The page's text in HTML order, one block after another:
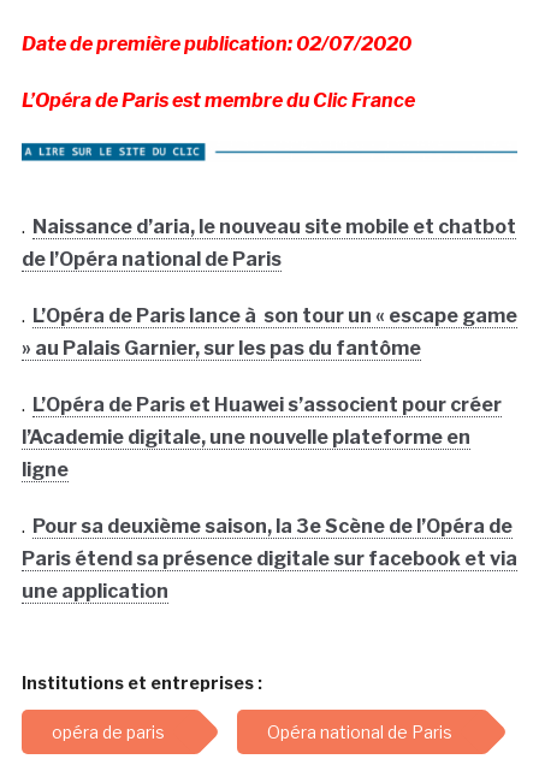
Date de première publication: 02/07/2020
L’Opéra de Paris est membre du Clic France
. Naissance d’aria, le nouveau site mobile et chatbot
de l’Opéra national de Paris
. L’Opéra de Paris lance à son tour un « escape game
» au Palais Garnier, sur les pas du fantôme
. L’Opéra de Paris et Huawei s’associent pour créer
l’Academie digitale, une nouvelle plateforme en
ligne
. Pour sa deuxième saison, la 3e Scène de l’Opéra de
Paris étend sa présence digitale sur facebook et via
une application
Institutions et entreprises :
opéra de paris Opéra national de Paris